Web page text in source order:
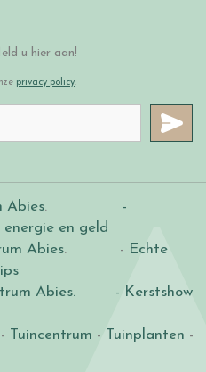
u hier aan!
privacy policy.
Abies.
-
en geld
Abies. - Echte
Abies.
- Kerstshow
- Tuincentrum - Tuinplanten -